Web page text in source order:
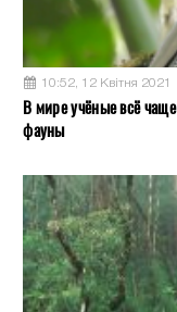
10:52, 12 Квітня 2021
В мире учёные всё
фауны